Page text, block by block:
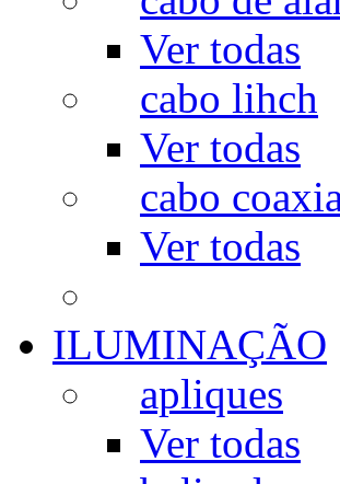
Ver todas
cabo lihch
Ver todas
cabo
Ver todas
ILUMINAÇÃO
apliques
Ver todas